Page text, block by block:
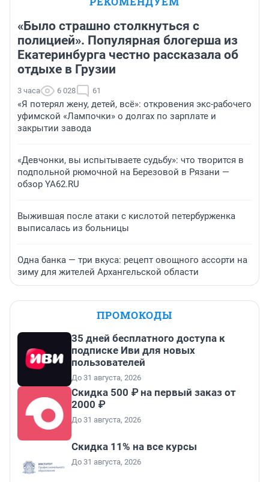
«Было страшно столкнуться с
полицией». Популярная блогерша из
Екатеринбурга честно рассказала об
отдыхе в Грузии
3 часа 6 028 61
«Я потерял жену, детей, всё»: откровения экс-рабочего
уфимской «Лампочки» о долгах по зарплате и
закрытии завода
«Девчонки, вы испытываете судьбу»: что творится в
подпольной рюмочной на Березовой в Рязани —
обзор YA62.RU
Выжившая после атаки с кислотой петербурженка
выписалась из больницы
Одна банка — три вкуса: рецепт овощного ассорти на
зиму для жителей Архангельской области
ПРОМОКОДЫ
35 дней бесплатного доступа к
подписке Иви для новых
пользователей
До 31 августа, 2026
Скидка 500 ₽ на первый заказ от
2000 ₽
До 31 августа, 2026
Скидка 11% на все курсы
До 31 августа, 2026